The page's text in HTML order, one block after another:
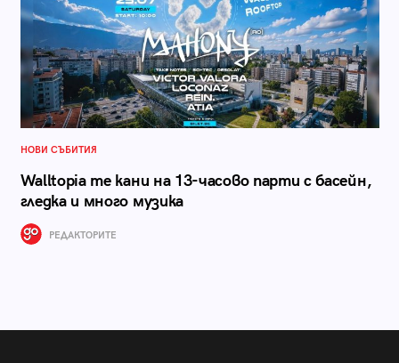
НОВИ СЪБИТИЯ
Walltopia те кани на 13-часово парти с басейн,
гледка и много музика
РЕДАКТОРИТЕ